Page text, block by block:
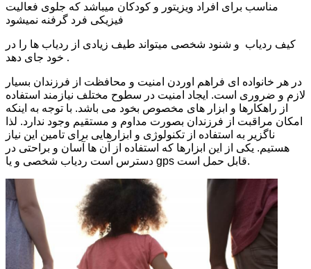
مناسب برای افراد ویزیتور و کودکان میباشد که جلوی فعالیت
فیزیکی فرد گرفنه نمیشود
کیف ردیاب و شنود شخصی میتواند طیف زیادی از ردیاب ها را در
خود جای دهد .
در هر خانواده ای فراهم اوردن امنیت و محافظت از فرزندان بسیار
لازم و ضروری است. ایجاد امنیت در سطوح مختلف نیازمند استفاده
از راهکارها و ابزار های مخصوص بخود می باشد. با توجه به اینکه
امکان مراقبت از فرزندان بصورت مداوم و مستقیم وجود ندارد. لذا
ناگزیر به استفاده از تکنولوژی و ابزارهایی برای تامین این نیاز
هستیم. یکی از این ابزارها که استفاده از آن ها آسان و براحتی در
دسترس است ردیاب شخصی و یا gps قابل حمل است.